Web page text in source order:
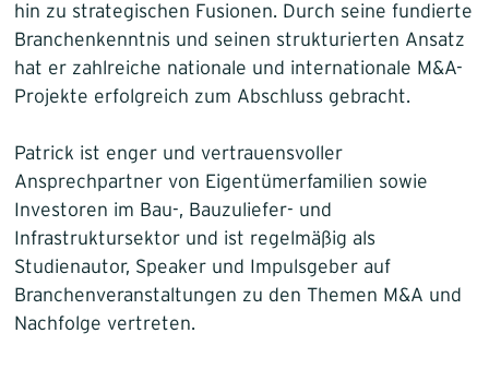
hin zu strategischen Fusionen. Durch seine fundierte
Branchenkenntnis und seinen strukturierten Ansatz
hat er zahlreiche nationale und internationale M&A-
Projekte erfolgreich zum Abschluss gebracht.
Patrick ist enger und vertrauensvoller
Ansprechpartner von Eigentümerfamilien sowie
Investoren im Bau-, Bauzuliefer- und
Infrastruktursektor und ist regelmäßig als
Studienautor, Speaker und Impulsgeber auf
Branchenveranstaltungen zu den Themen M&A und
Nachfolge vertreten.